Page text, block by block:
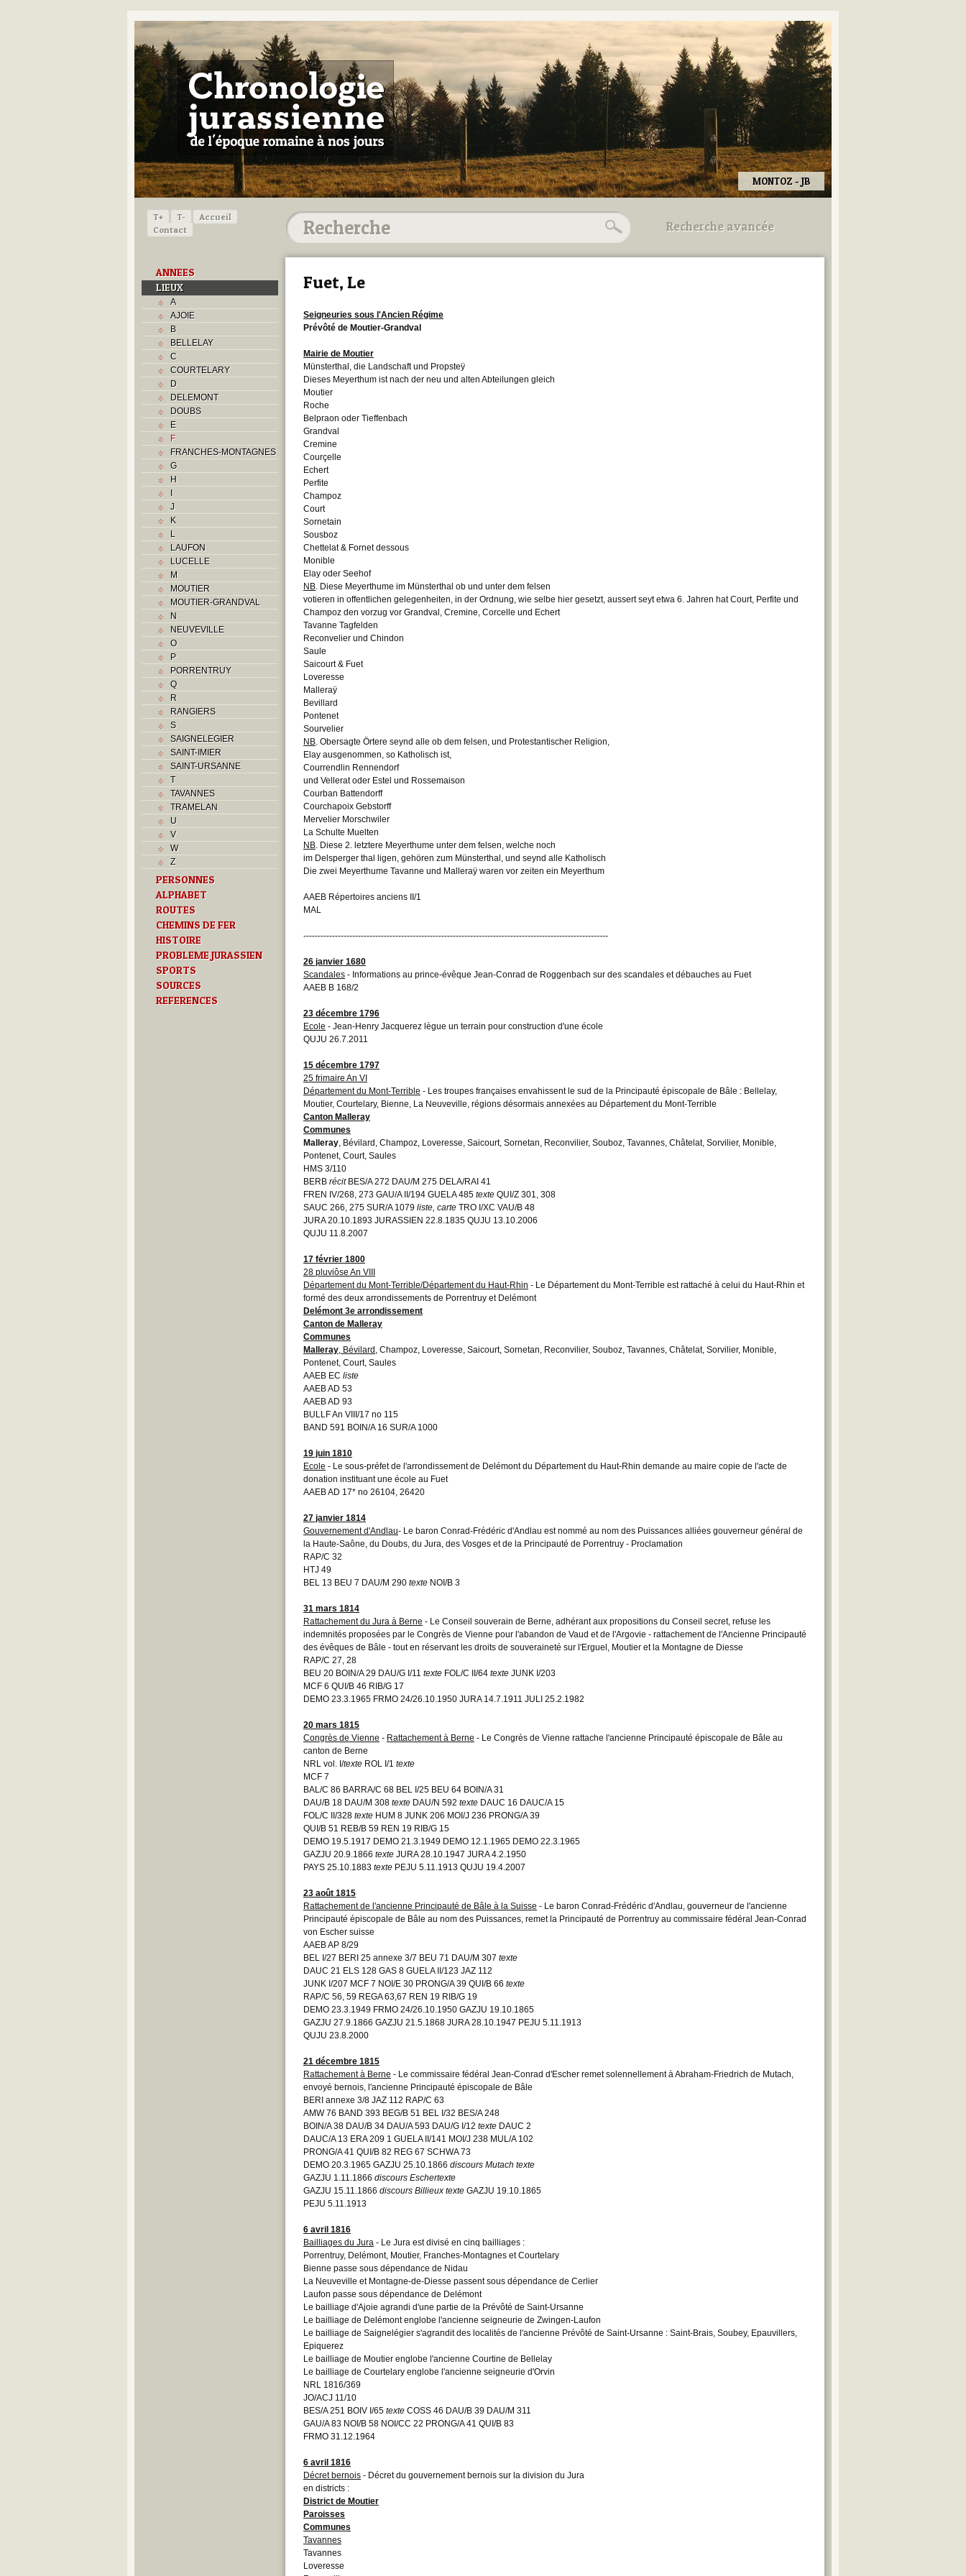
MONTOZ - JB
T+ T-
Accueil
Contact
ANNEES
LIEUX
A
AJOIE
B
BELLELAY
C
COURTELARY
D
DELEMONT
DOUBS
E
F
FRANCHES-MONTAGNES
G
H
I
J
K
L
LAUFON
LUCELLE
M
MOUTIER
MOUTIER-GRANDVAL
N
NEUVEVILLE
O
P
PORRENTRUY
Q
R
RANGIERS
S
SAIGNELEGIER
SAINT-IMIER
SAINT-URSANNE
T
TAVANNES
TRAMELAN
U
V
W
Z
PERSONNES
ALPHABET
ROUTES
CHEMINS DE FER
HISTOIRE
PROBLEME JURASSIEN
SPORTS
SOURCES
REFERENCES
Recherche avancée
Utilisez les champs ci-dessous
Fuet, Le
Seigneuries sous l'Ancien Régime
Prévôté de Moutier-Grandval
Mairie de Moutier
Münsterthal, die Landschaft und Propsteÿ
Dieses Meyerthum ist nach der neu und alten Abteilungen gleich
Moutier
Roche
Belpraon oder Tieffenbach
Grandval
Cremine
Courçelle
Echert
Perfite
Champoz
Court
Sornetain
Sousboz
Chettelat & Fornet dessous
Monible
Elay oder Seehof
NB . Diese Meyerthume im Münsterthal ob und unter dem felsen
votieren in offentlichen gelegenheiten, in der Ordnung, wie selbe hier gesetzt, aussert seyt etwa 6. Jahren hat Court, Perfite und
Champoz den vorzug vor Grandval, Cremine, Corcelle und Echert
Tavanne Tagfelden
Reconvelier und Chindon
Saule
Saicourt & Fuet
Loveresse
Malleraÿ
Bevillard
Pontenet
Sourvelier
NB . Obersagte Örtere seynd alle ob dem felsen, und Protestantischer Religion,
Elay ausgenommen, so Katholisch ist,
Courrendlin Rennendorf
und Vellerat oder Estel und Rossemaison
Courban Battendorff
Courchapoix Gebstorff
Mervelier Morschwiler
La Schulte Muelten
NB . Diese 2. letztere Meyerthume unter dem felsen, welche noch
im Delsperger thal ligen, gehören zum Münsterthal, und seynd alle Katholisch
Die zwei Meyerthume Tavanne und Malleraÿ waren vor zeiten ein Meyerthum
AAEB Répertoires anciens II/1
MAL
----------------------------------------------------------------------------------------------------------
26 janvier 1680
Scandales - Informations au prince-évêque Jean-Conrad de Roggenbach sur des scandales et débauches au Fuet
AAEB B 168/2
23 décembre 1796
Ecole - Jean-Henry Jacquerez lègue un terrain pour construction d'une école
QUJU 26.7.2011
15 décembre 1797
25 frimaire An VI
Département du Mont-Terrible - Les troupes françaises envahissent le sud de la Principauté épiscopale de Bâle : Bellelay,
Moutier, Courtelary, Bienne, La Neuveville, régions désormais annexées au Département du Mont-Terrible
Canton Malleray
Communes
Malleray , Bévilard, Champoz, Loveresse, Saicourt, Sornetan, Reconvilier, Souboz, Tavannes, Châtelat, Sorvilier, Monible,
Pontenet, Court, Saules
HMS 3/110
BERB récit BES/A 272 DAU/M 275 DELA/RAI 41
FREN IV/268, 273 GAU/A II/194 GUELA 485 texte QUI/Z 301, 308
SAUC 266, 275 SUR/A 1079 liste, carte TRO I/XC VAU/B 48
JURA 20.10.1893 JURASSIEN 22.8.1835 QUJU 13.10.2006
QUJU 11.8.2007
17 février 1800
28 pluviôse An VIII
Département du Mont-Terrible/Département du Haut-Rhin - Le Département du Mont-Terrible est rattaché à celui du Haut-Rhin et
formé des deux arrondissements de Porrentruy et Delémont
Delémont 3e arrondissement
Canton de Malleray
Communes
Malleray , Bévilard , Champoz, Loveresse, Saicourt, Sornetan, Reconvilier, Souboz, Tavannes, Châtelat, Sorvilier, Monible,
Pontenet, Court, Saules
AAEB EC liste
AAEB AD 53
AAEB AD 93
BULLF An VIII/17 no 115
BAND 591 BOIN/A 16 SUR/A 1000
19 juin 1810
Ecole - Le sous-préfet de l'arrondissement de Delémont du Département du Haut-Rhin demande au maire copie de l'acte de
donation instituant une école au Fuet
AAEB AD 17* no 26104, 26420
27 janvier 1814
Gouvernement d'Andlau- Le baron Conrad-Frédéric d'Andlau est nommé au nom des Puissances alliées gouverneur général de
la Haute-Saône, du Doubs, du Jura, des Vosges et de la Principauté de Porrentruy - Proclamation
RAP/C 32
HTJ 49
BEL 13 BEU 7 DAU/M 290 texte NOI/B 3
31 mars 1814
Rattachement du Jura à Berne - Le Conseil souverain de Berne, adhérant aux propositions du Conseil secret, refuse les
indemnités proposées par le Congrès de Vienne pour l'abandon de Vaud et de l'Argovie - rattachement de l'Ancienne Principauté
des évêques de Bâle - tout en réservant les droits de souveraineté sur l'Erguel, Moutier et la Montagne de Diesse
RAP/C 27, 28
BEU 20 BOIN/A 29 DAU/G I/11 texte FOL/C II/64 texte JUNK I/203
MCF 6 QUI/B 46 RIB/G 17
DEMO 23.3.1965 FRMO 24/26.10.1950 JURA 14.7.1911 JULI 25.2.1982
20 mars 1815
Congrès de Vienne - Rattachement à Berne - Le Congrès de Vienne rattache l'ancienne Principauté épiscopale de Bâle au
canton de Berne
NRL vol. I/texte ROL I/1 texte
MCF 7
BAL/C 86 BARRA/C 68 BEL I/25 BEU 64 BOIN/A 31
DAU/B 18 DAU/M 308 texte DAU/N 592 texte DAUC 16 DAUC/A 15
FOL/C II/328 texte HUM 8 JUNK 206 MOI/J 236 PRONG/A 39
QUI/B 51 REB/B 59 REN 19 RIB/G 15
DEMO 19.5.1917 DEMO 21.3.1949 DEMO 12.1.1965 DEMO 22.3.1965
GAZJU 20.9.1866 texte JURA 28.10.1947 JURA 4.2.1950
PAYS 25.10.1883 texte PEJU 5.11.1913 QUJU 19.4.2007
23 août 1815
Rattachement de l'ancienne Principauté de Bâle à la Suisse - Le baron Conrad-Frédéric d'Andlau, gouverneur de l'ancienne
Principauté épiscopale de Bâle au nom des Puissances, remet la Principauté de Porrentruy au commissaire fédéral Jean-Conrad
von Escher suisse
AAEB AP 8/29
BEL I/27 BERI 25 annexe 3/7 BEU 71 DAU/M 307 texte
DAUC 21 ELS 128 GAS 8 GUELA II/123 JAZ 112
JUNK I/207 MCF 7 NOI/E 30 PRONG/A 39 QUI/B 66 texte
RAP/C 56, 59 REGA 63,67 REN 19 RIB/G 19
DEMO 23.3.1949 FRMO 24/26.10.1950 GAZJU 19.10.1865
GAZJU 27.9.1866 GAZJU 21.5.1868 JURA 28.10.1947 PEJU 5.11.1913
QUJU 23.8.2000
21 décembre 1815
Rattachement à Berne - Le commissaire fédéral Jean-Conrad d'Escher remet solennellement à Abraham-Friedrich de Mutach,
envoyé bernois, l'ancienne Principauté épiscopale de Bâle
BERI annexe 3/8 JAZ 112 RAP/C 63
AMW 76 BAND 393 BEG/B 51 BEL I/32 BES/A 248
BOIN/A 38 DAU/B 34 DAU/A 593 DAU/G I/12 texte DAUC 2
DAUC/A 13 ERA 209 1 GUELA II/141 MOI/J 238 MUL/A 102
PRONG/A 41 QUI/B 82 REG 67 SCHWA 73
DEMO 20.3.1965 GAZJU 25.10.1866 discours Mutach texte
GAZJU 1.11.1866 discours Eschertexte
GAZJU 15.11.1866 discours Billieux texte GAZJU 19.10.1865
PEJU 5.11.1913
6 avril 1816
Bailliages du Jura - Le Jura est divisé en cinq bailliages :
Porrentruy, Delémont, Moutier, Franches-Montagnes et Courtelary
Bienne passe sous dépendance de Nidau
La Neuveville et Montagne-de-Diesse passent sous dépendance de Cerlier
Laufon passe sous dépendance de Delémont
Le bailliage d'Ajoie agrandi d'une partie de la Prévôté de Saint-Ursanne
Le bailliage de Delémont englobe l'ancienne seigneurie de Zwingen-Laufon
Le bailliage de Saignelégier s'agrandit des localités de l'ancienne Prévôté de Saint-Ursanne : Saint-Brais, Soubey, Epauvillers,
Epiquerez
Le bailliage de Moutier englobe l'ancienne Courtine de Bellelay
Le bailliage de Courtelary englobe l'ancienne seigneurie d'Orvin
NRL 1816/369
JO/ACJ 11/10
BES/A 251 BOIV I/65 texte COSS 46 DAU/B 39 DAU/M 311
GAU/A 83 NOI/B 58 NOI/CC 22 PRONG/A 41 QUI/B 83
FRMO 31.12.1964
6 avril 1816
Décret bernois - Décret du gouvernement bernois sur la division du Jura
en districts :
District de Moutier
Paroisses
Communes
Tavannes
Tavannes
Loveresse